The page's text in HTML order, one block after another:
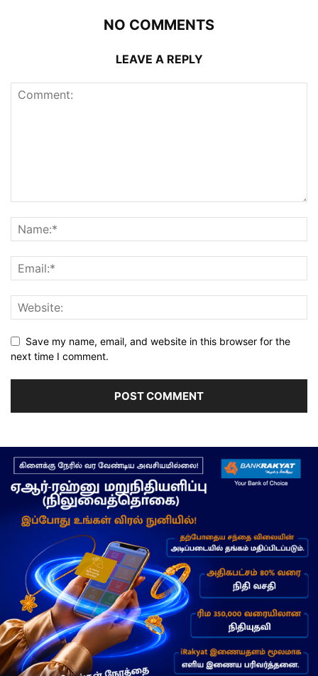
NO COMMENTS
LEAVE A REPLY
Save my name, email, and website in this browser for the
next time I comment.